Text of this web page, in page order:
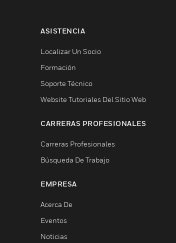
ASISTENCIA
Localizar Un Socio
Formación
Soporte Técnico
Website Tutoriales Del Sitio Web
CARRERAS PROFESIONALES
Carreras Profesionales
Búsqueda De Trabajo
EMPRESA
Acerca De
Eventos
Noticias